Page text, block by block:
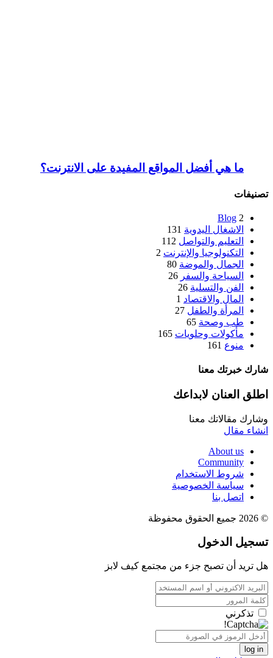
ما هي أفضل المواقع المفيدة على الانترنت؟
تصنيفات
Blog 2
الاشغال اليدوية 131
التعليم والتواصل 112
التكنولوجيا والإنترنت 2
الجمال والموضة 80
السياحة والسفر 26
الفن والتسلية 26
المال والاقتصاد 1
المرأة والطفل 27
طب وصحة 65
مأكولات وحلويات 165
منوع 161
شارك خبرتك معنا
اطلق العنان لابداعك
وشارك مقالاتك معنا
انشاء مقال
About us
Community
شروط الاستخدام
سياسة الخصوصية
اتصل بنا
© 2026 جميع الحقوق محفوظة
تسجيل الدخول
هل تريد أن تصبح جزء من مجتمع كيف لابز
تذكرني
log in